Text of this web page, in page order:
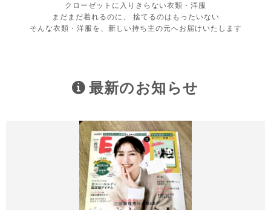
クローゼットに入りきらない衣類・洋服
まだまだ着れるのに、 捨てるのはもったいない
そんな衣類・洋服を、新しい持ち主の元へお届けいたします
最新のお知らせ